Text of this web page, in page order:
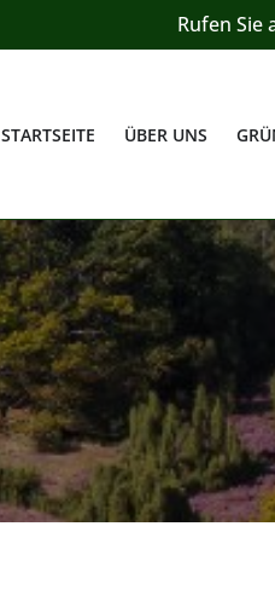
Rufen Sie
STARTSEITE ÜBER UNS